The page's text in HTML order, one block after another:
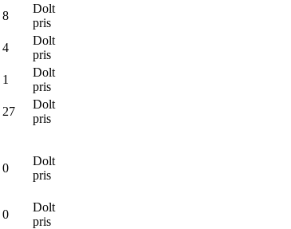
8
Dolt
pris
4
Dolt
pris
1
Dolt
pris
27
Dolt
pris
0
Dolt
pris
0
Dolt
pris